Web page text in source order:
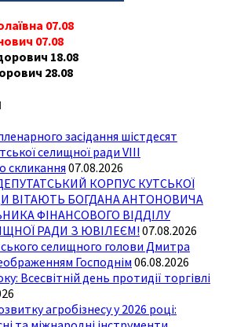
07.08
07.08
18.08
28.08
засідання шістдесят
селищної ради VIII
скликання 07.08.2026
КОРПУС КУТСЬКОЇ
ВІТАЮТЬ БОГДАНА АНТОНОВИЧА
ФІНАНСОВОГО ВІДДІЛУ
РАДИ З ЮВІЛЕЄМ! 07.08.2026
селищного голови Дмитра
Господнім 06.08.2026
Всесвітній день протидії торгівлі
агробізнесу у 2026 році: